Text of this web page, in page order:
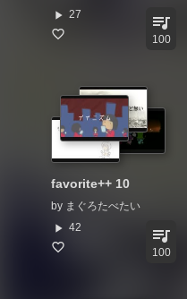
play_arrow 27 queue_music
100
favorite++ 10
by まぐろたべたい
play_arrow 42 queue_music
100